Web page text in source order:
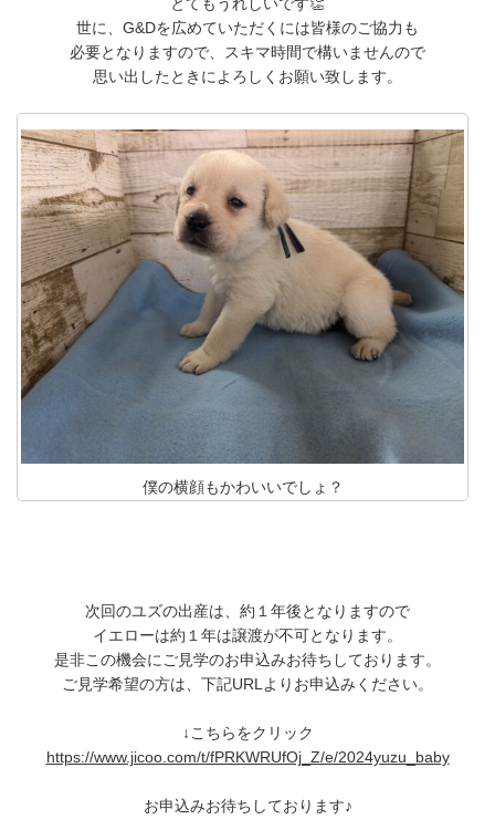
世に、G&Dを広めていただくには皆様のご協力も
必要となりますので、スキマ時間で構いませんので
思い出したときによろしくお願い致します。
僕の横顔もかわいいでしょ？
次回のユズの出産は、約１年後となりますので
イエローは約１年は譲渡が不可となります。
是非この機会にご見学のお申込みお待ちしております。
ご見学希望の方は、下記URLよりお申込みください。
↓こちらをクリック
https://www.jicoo.com/t/fPRKWRUfOj_Z/e/2024yuzu_baby
お申込みお待ちしております♪